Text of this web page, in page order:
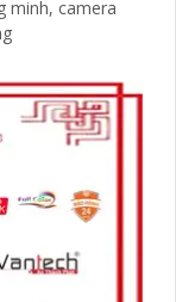
minh, camera